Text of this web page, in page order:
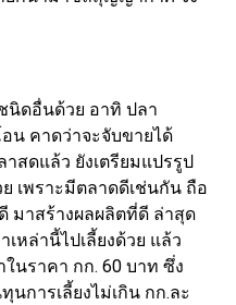
นิดอื่นด้วย อาทิ ปลา
น คาดว่าจะจับขายได้
สดแล้ว ยังเตรียมแปรรูป
เพราะมีตลาดดีเช่นกัน ถือ
มาสร้างผลผลิตที่ดี ล่าสุด
หล่านี้ไปเลี้ยงด้วย แล้ว
นราคา กก. 60 บาท ซึ่ง
นการเลี้ยงไม่เกิน กก.ละ